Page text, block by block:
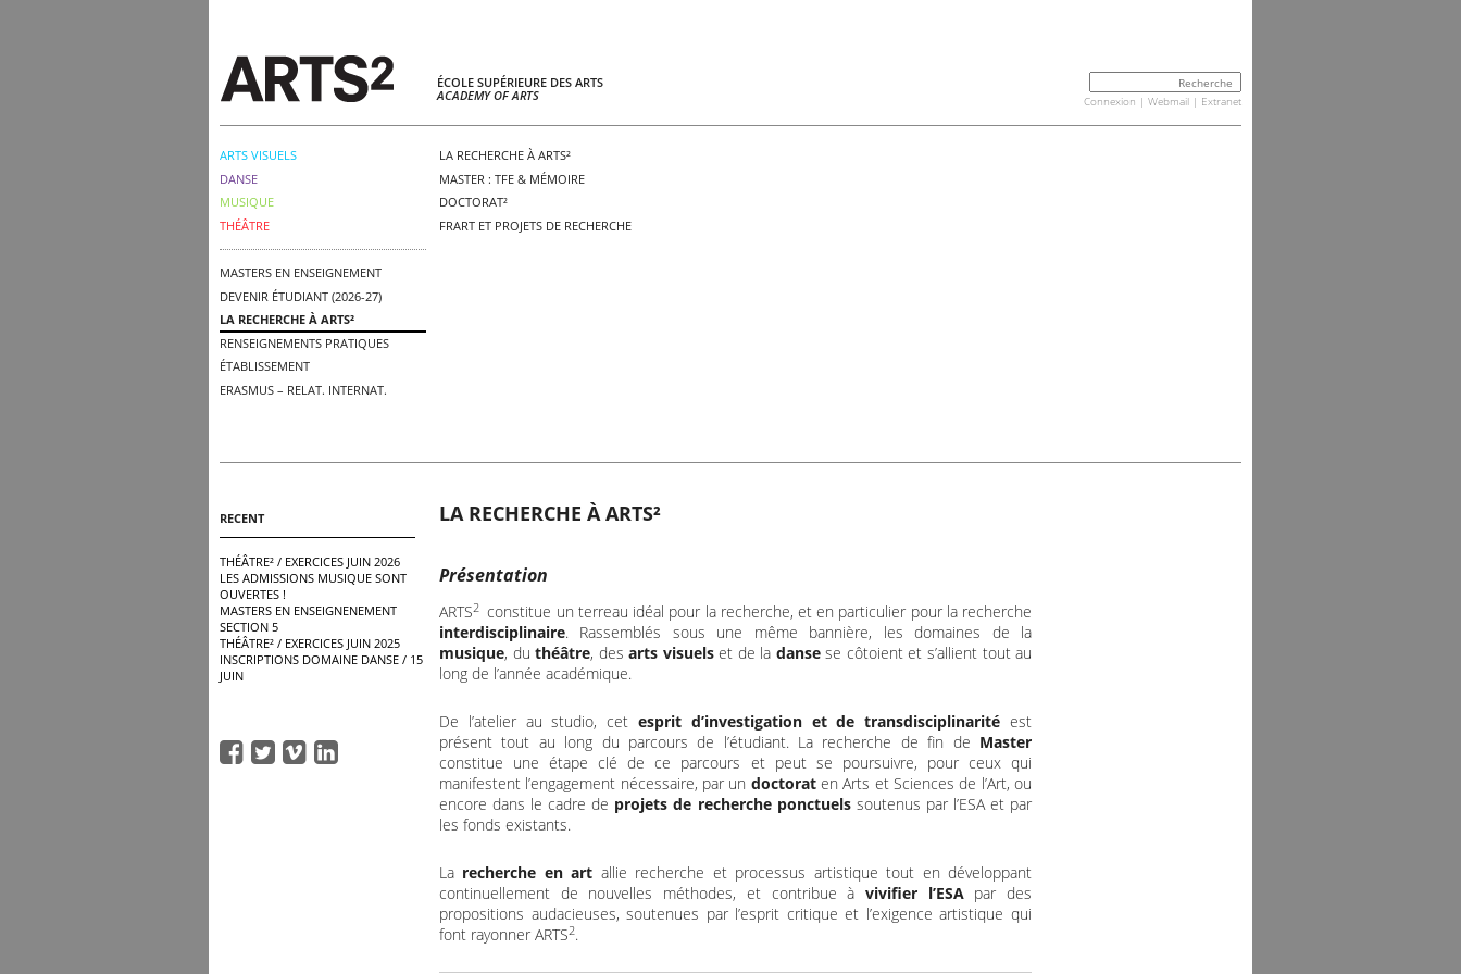
ÉCOLE SUPÉRIEURE DES ARTS
ACADEMY OF ARTS
Connexion | Webmail | Extranet
ARTS VISUELS
DANSE
MUSIQUE
THÉÂTRE
MASTERS EN ENSEIGNEMENT
DEVENIR ÉTUDIANT (2026-27)
LA RECHERCHE À ARTS²
LA RECHERCHE À ARTS²
MASTER : TFE & MÉMOIRE
DOCTORAT²
FRART ET PROJETS DE RECHERCHE
RENSEIGNEMENTS PRATIQUES
ÉTABLISSEMENT
ERASMUS – RELAT. INTERNAT.
RECENT
THÉÂTRE² / EXERCICES JUIN 2026
LES ADMISSIONS MUSIQUE SONT
OUVERTES !
MASTERS EN ENSEIGNENEMENT
SECTION 5
THÉÂTRE² / EXERCICES JUIN 2025
INSCRIPTIONS DOMAINE DANSE / 15
JUIN
LA RECHERCHE À ARTS²
Présentation
ARTS2 constitue un terreau idéal pour la recherche, et en particulier pour la recherche
interdisciplinaire. Rassemblés sous une même bannière, les domaines de la
musique, duthéâtre, desarts visuelset de la dansese côtoient et s’allient tout au
long de l’année académique.
De l’atelier au studio, cet esprit d’investigation et de transdisciplinarité est
présent tout au long du parcours de l’étudiant. La recherche de fin de Master
constitue une étape clé de ce parcours et peut se poursuivre, pour ceux qui
manifestent l’engagement nécessaire, par un doctoraten Arts et Sciences de l’Art, ou
encore dans le cadre de projets de recherche ponctuelssoutenus par l’ESA et par
les fonds existants.
La recherche en art allie recherche et processus artistique tout en développant
continuellement de nouvelles méthodes, et contribue à vivifier l’ESApar des
propositions audacieuses, soutenues par l’esprit critique et l’exigence artistique qui
font rayonner ARTS2.